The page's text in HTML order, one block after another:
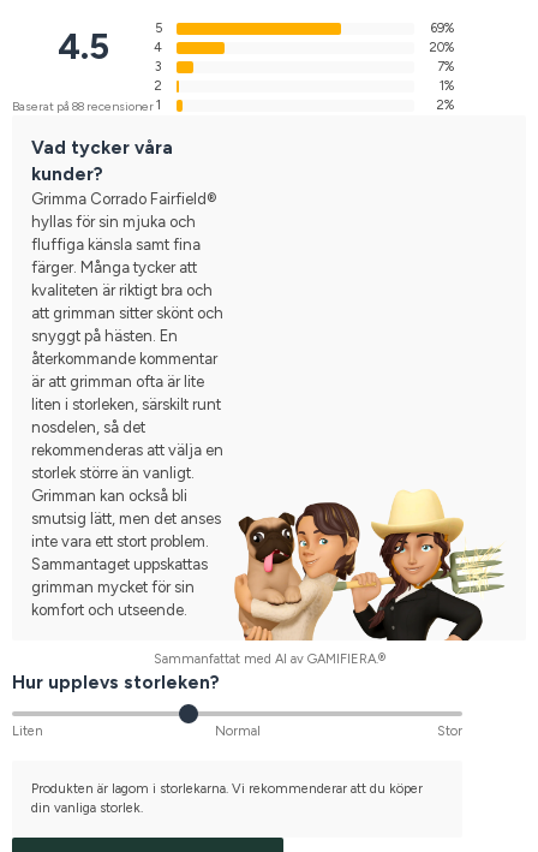
4.5
Baserat på 88 recensioner
5
69%
4
20%
3
7%
2
1%
1
2%
Vad tycker våra
kunder?
Grimma Corrado Fairfield®
hyllas för sin mjuka och
fluffiga känsla samt fina
färger. Många tycker att
kvaliteten är riktigt bra och
att grimman sitter skönt och
snyggt på hästen. En
återkommande kommentar
är att grimman ofta är lite
liten i storleken, särskilt runt
nosdelen, så det
rekommenderas att välja en
storlek större än vanligt.
Grimman kan också bli
smutsig lätt, men det anses
inte vara ett stort problem.
Sammantaget uppskattas
grimman mycket för sin
komfort och utseende.
Sammanfattat med AI av GAMIFIERA.®
Hur upplevs storleken?
Liten Normal Stor
Produkten är lagom i storlekarna. Vi rekommenderar att du köper
din vanliga storlek.